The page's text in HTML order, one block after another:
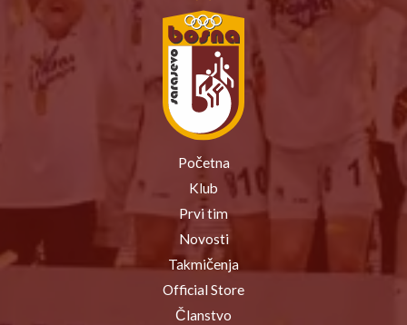
Početna
Klub
Prvi tim
Novosti
Takmičenja
Official Store
Članstvo